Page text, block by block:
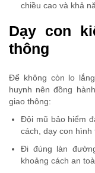
chiều cao và khả
Dạy con
thông
Để không còn lo
huynh nên đồng
giao thông:
Đội mũ bảo hiểm
cách, dạy con hình
Đi đúng làn
khoảng cách an